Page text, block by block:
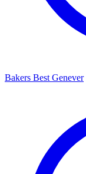
Bakers Best Genever